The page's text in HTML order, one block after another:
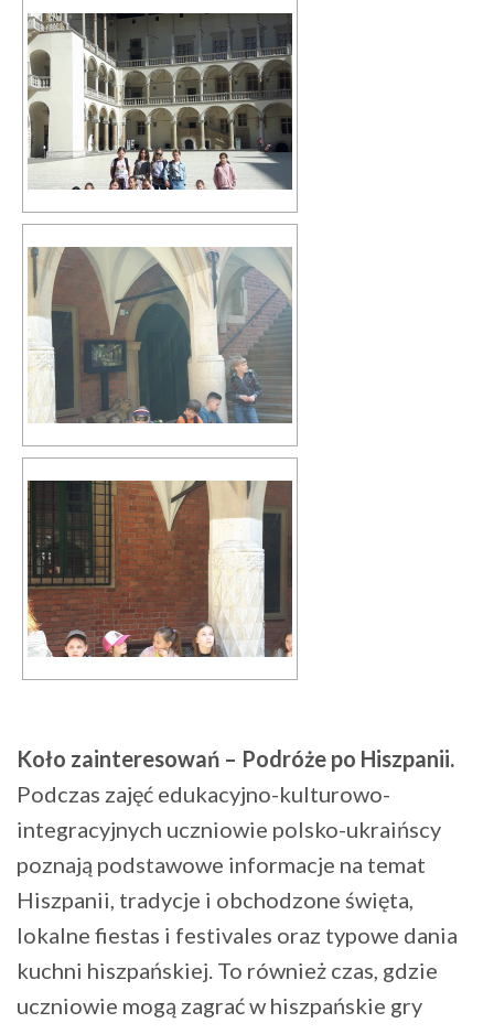
Koło zainteresowań – Podróże po Hiszpanii.
Podczas zajęć edukacyjno-kulturowo-
integracyjnych uczniowie polsko-ukraińscy
poznają podstawowe informacje na temat
Hiszpanii, tradycje i obchodzone święta,
lokalne fiestas i festivales oraz typowe dania
kuchni hiszpańskiej. To również czas, gdzie
uczniowie mogą zagrać w hiszpańskie gry